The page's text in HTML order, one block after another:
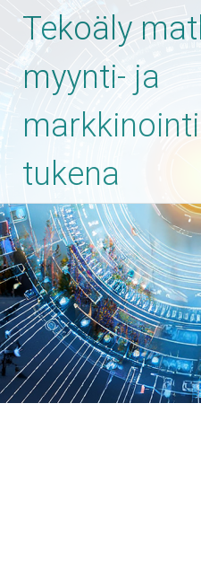
Tekoäly
myynti- ja
tukena